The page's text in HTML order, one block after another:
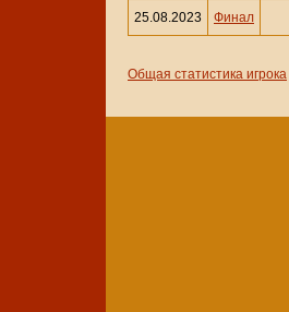
25.08.2023 Финал
Общая статистика игрока